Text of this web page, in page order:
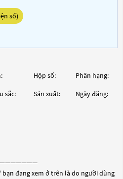
số)
Hộp số: Phân hạng:
sắc: Sản xuất: Ngày đăng:
bạn đang xem ở trên là do người dùng